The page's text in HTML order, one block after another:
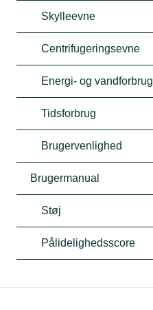
Skylleevne
Centrifugeringsevne
Energi- og vandforbrug
Tidsforbrug
Brugervenlighed
Brugermanual
Støj
Pålidelighedsscore